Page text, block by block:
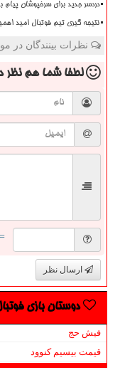
دردسر جدید برای سرخپوشان پیام
نتیجه گیری تیم فوتبال امید
نظرات بینندگان در
لطفا شما همنظر
= ۸ بعلاوه ۳
ارسال نظر
دوستان بازی
فیش حج
قیمت بیسیم کنوود